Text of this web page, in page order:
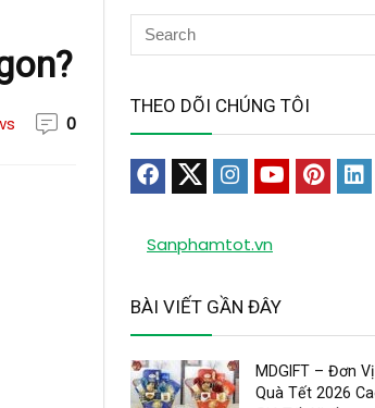
0
THEO DÕI CHÚNG TÔI
Sanphamtot.vn
BÀI VIẾT GẦN ĐÂY
MDGIFT – Đơn
Quà Tết 2026